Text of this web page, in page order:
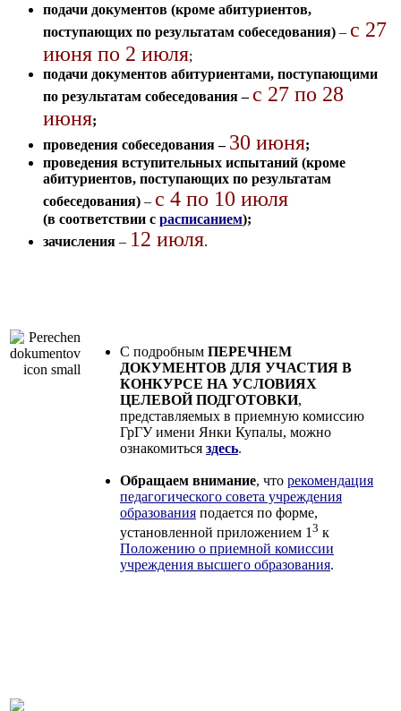
подачи документов (кроме абитуриентов,
поступающих по результатам собеседования) – с 27
июня по 2 июля;
подачи документов абитуриентами, поступающими
по результатам собеседования – с 27 по 28
июня;
проведения собеседования – 30 июня;
проведения вступительных испытаний (кроме
абитуриентов, поступающих по результатам
собеседования) – с 4 по 10 июля
(в соответствии с расписанием);
зачисления – 12 июля.
C подробным ПЕРЕЧНЕМ
ДОКУМЕНТОВ ДЛЯ УЧАСТИЯ В
КОНКУРСЕ НА УСЛОВИЯХ
ЦЕЛЕВОЙ ПОДГОТОВКИ,
представляемых в приемную комиссию
ГрГУ имени Янки Купалы, можно
ознакомиться здесь.
Обращаем внимание, что рекомендация
педагогического совета учреждения
образования подается по форме,
установленной приложением 1 3 к
Положению о приемной комиссии
учреждения высшего образования.